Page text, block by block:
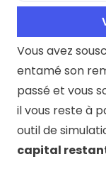
Vous avez
entamé son
passé et vous
il vous reste à
outil de
capital